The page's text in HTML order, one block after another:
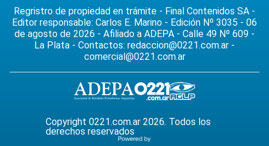
Regristro de propiedad en trámite - Final Contenidos SA -
Editor responsable: Carlos E. Marino - Edición Nº 3035 - 06
de agosto de 2026 - Afiliado a ADEPA - Calle 49 Nº 609 -
La Plata - Contactos: redaccion@0221.com.ar -
comercial@0221.com.ar
Copyright 0221.com.ar 2026. Todos los
derechos reservados